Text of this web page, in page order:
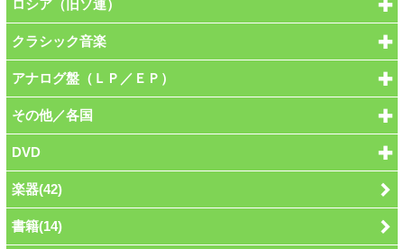
ロシア（旧ソ連）
クラシック音楽
アナログ盤（ＬＰ／ＥＰ）
その他／各国
DVD
楽器(42)
書籍(14)